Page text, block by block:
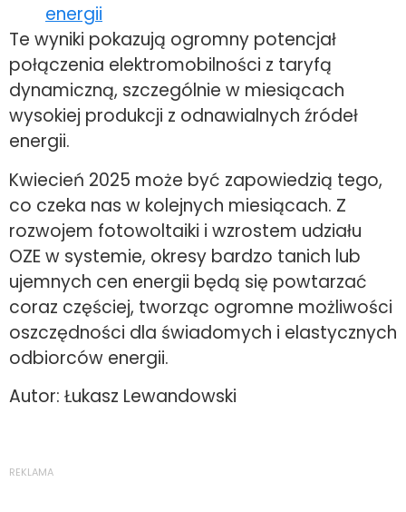
energii
Te wyniki pokazują ogromny potencjał
połączenia elektromobilności z taryfą
dynamiczną, szczególnie w miesiącach
wysokiej produkcji z odnawialnych źródeł
energii.
Kwiecień 2025 może być zapowiedzią tego,
co czeka nas w kolejnych miesiącach. Z
rozwojem fotowoltaiki i wzrostem udziału
OZE w systemie, okresy bardzo tanich lub
ujemnych cen energii będą się powtarzać
coraz częściej, tworząc ogromne możliwości
oszczędności dla świadomych i elastycznych
odbiorców energii.
Autor: Łukasz Lewandowski
REKLAMA